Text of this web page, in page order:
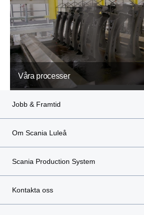
Våra processer
Jobb & Framtid
Om Scania Luleå
Scania Production System
Kontakta oss